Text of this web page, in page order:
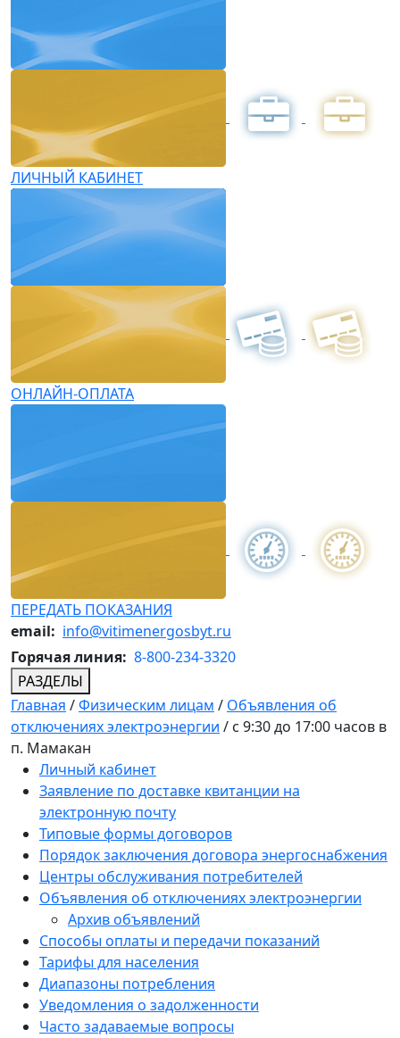
ЛИЧНЫЙ КАБИНЕТ
ОНЛАЙН-ОПЛАТА
ПЕРЕДАТЬ ПОКАЗАНИЯ
email: info@vitimenergosbyt.ru
Горячая линия: 8-800-234-3320
РАЗДЕЛЫ
Главная /Физическим лицам / Объявления об
отключениях электроэнергии / с 9:30 до 17:00 часов в
п. Мамакан
Личный кабинет
Заявление по доставке квитанции на
электронную почту
Типовые формы договоров
Порядок заключения договора энергоснабжения
Центры обслуживания потребителей
Объявления об отключениях электроэнергии
Архив объявлений
Способы оплаты и передачи показаний
Тарифы для населения
Диапазоны потребления
Уведомления о задолженности
Часто задаваемые вопросы